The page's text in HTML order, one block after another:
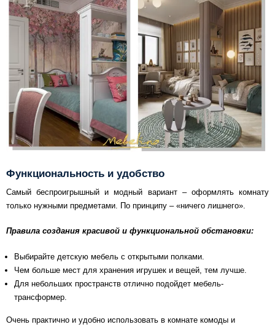
Функциональность и удобство
Самый беспроигрышный и модный вариант – оформлять комнату
только нужными предметами. По принципу – «ничего лишнего».
Правила создания красивой и функциональной обстановки:
Выбирайте детскую мебель с открытыми полками.
Чем больше мест для хранения игрушек и вещей, тем лучше.
Для небольших пространств отлично подойдет мебель-
трансформер.
Очень практично и удобно использовать в комнате комоды и